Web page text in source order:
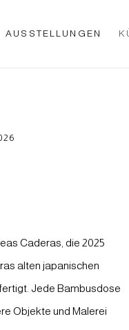
AUSSTELLUNGEN
Caderas, die 2025
alten japanischen
Jede Bambusdose
Objekte und Malerei